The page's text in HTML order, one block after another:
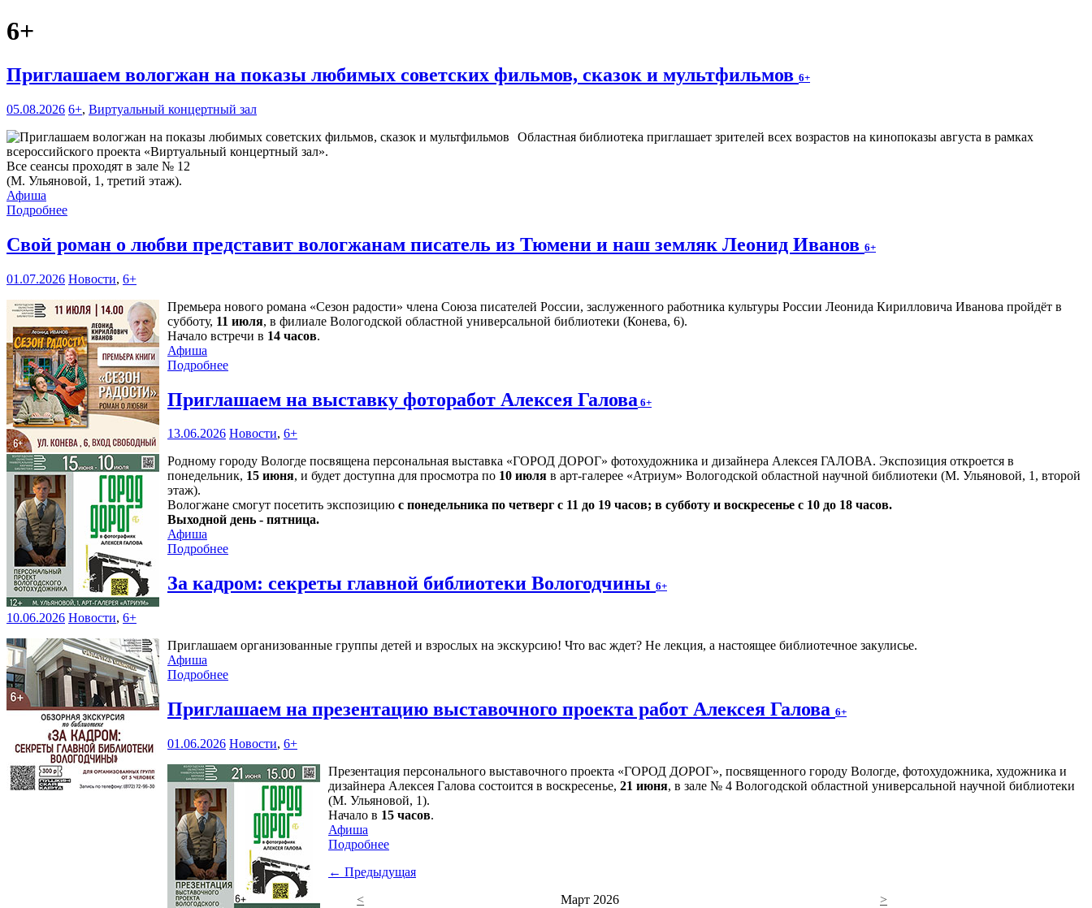
6+
Приглашаем вологжан на показы любимых советских фильмов, сказок и мультфильмов 6+
05.08.2026 6+, Виртуальный концертный зал
Областная библиотека приглашает зрителей всех возрастов на кинопоказы августа в рамках
всероссийского проекта «Виртуальный концертный зал».
Все сеансы проходят в зале № 12
(М. Ульяновой, 1, третий этаж).
Афиша
Подробнее
Свой роман о любви представит вологжанам писатель из Тюмени и наш земляк Леонид Иванов 6+
01.07.2026 Новости, 6+
Премьера нового романа «Сезон радости» члена Союза писателей России, заслуженного работника культуры России Леонида Кирилловича Иванова пройдёт в
субботу, 11 июля, в филиале Вологодской областной универсальной библиотеки (Конева, 6).
Начало встречи в 14 часов.
Афиша
Подробнее
Приглашаем на выставку фоторабот Алексея Галова 6+
13.06.2026 Новости, 6+
Родному городу Вологде посвящена персональная выставка «ГОРОД ДОРОГ» фотохудожника и дизайнера Алексея ГАЛОВА. Экспозиция откроется в
понедельник, 15 июня, и будет доступна для просмотра по 10 июля в арт-галерее «Атриум» Вологодской областной научной библиотеки (М. Ульяновой, 1, второй
этаж).
Вологжане смогут посетить экспозицию с понедельника по четверг с 11 до 19 часов; в субботу и воскресенье с 10 до 18 часов.
Выходной день - пятница.
Афиша
Подробнее
За кадром: секреты главной библиотеки Вологодчины 6+
10.06.2026 Новости, 6+
Приглашаем организованные группы детей и взрослых на экскурсию! Что вас ждет? Не лекция, а настоящее библиотечное закулисье.
Афиша
Подробнее
Приглашаем на презентацию выставочного проекта работ Алексея Галова 6+
01.06.2026 Новости, 6+
Презентация персонального выставочного проекта «ГОРОД ДОРОГ», посвященного городу Вологде, фотохудожника, художника и
дизайнера Алексея Галова состоится в воскресенье, 21 июня, в зале № 4 Вологодской областной универсальной научной библиотеки
(М. Ульяновой, 1).
Начало в 15 часов.
Афиша
Подробнее
← Предыдущая
<
Март 2026
>